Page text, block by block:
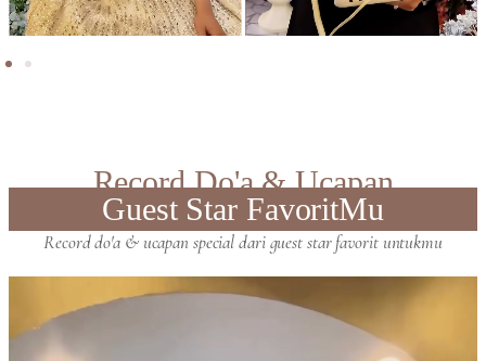
Record Do'a & Ucapan
Guest Star FavoritMu
Record do'a & ucapan special dari guest star favorit untukmu